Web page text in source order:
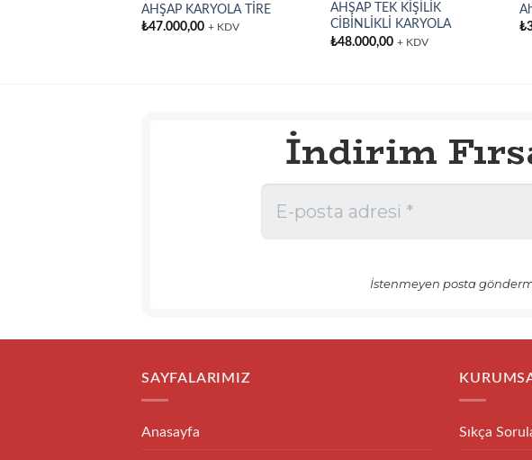
AHŞAP KARYOLA TİRE
₺47.000,00 + KDV
AHŞAP TEK KİŞİLİK
CİBİNLİKLİ KARYOLA
₺48.000,00 + KDV
₺
İndirim
İstenmeyen posta
SAYFALARIMIZ
Anasayfa Sıkça